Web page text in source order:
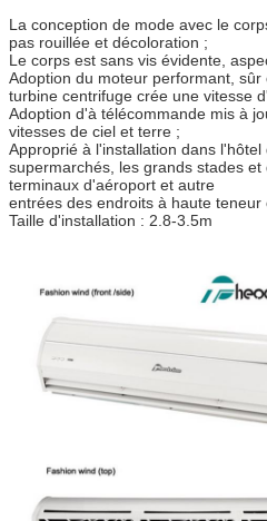
La conception de mode avec le
pas rouillée et décoloration ;
Le corps est sans vis évidente,
Adoption du moteur performant, sûr
turbine centrifuge crée une vitesse
Adoption d'à télécommande mis à
vitesses de ciel et terre ;
Approprié à l'installation dans
supermarchés, les grands stades et
terminaux d'aéroport et autre
entrées des endroits à haute teneur
Taille d'installation : 2.8-3.5m